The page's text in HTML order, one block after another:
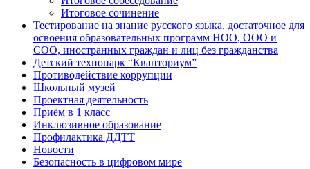
Итоговое сочинение
Тестирование на знание русского языка, достаточное для
освоения образовательных программ НОО, ООО и
СОО, иностранных граждан и лиц без гражданства
Детский технопарк “Кванториум”
Противодействие коррупции
Школьный музей
Проектная деятельность
Приём в 1 класс
Инклюзивное образование
Профилактика ДДТТ
Новости
Безопасность в цифровом мире